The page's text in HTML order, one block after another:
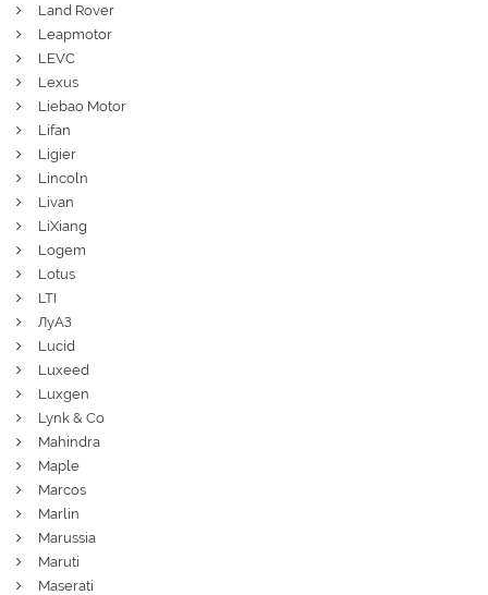
Land Rover
Leapmotor
LEVC
Lexus
Liebao Motor
Lifan
Ligier
Lincoln
Livan
LiXiang
Logem
Lotus
LTI
ЛуАЗ
Lucid
Luxeed
Luxgen
Lynk & Co
Mahindra
Maple
Marcos
Marlin
Marussia
Maruti
Maserati